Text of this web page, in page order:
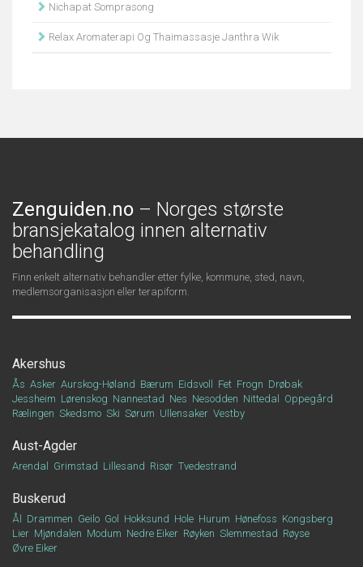
Nichapat Somprasong
Relax Aromaterapi Og Thaimassasje Janthra Wik
Zenguiden.no – Norges største
bransjekatalog innen alternativ
behandling
Finn enkelt alternativ behandler etter fylke, kommune, sted, navn,
medlemsorganisasjon eller terapiform.
Akershus
Ås Asker Aurskog-Høland Bærum Eidsvoll Fet Frogn Drøbak
Jessheim Lørenskog Nannestad Nes Nesodden Nittedal
Oppegård
Rælingen Skedsmo Ski Sørum Ullensaker Vestby
Aust-Agder
Arendal Grimstad Lillesand Risør Tvedestrand
Buskerud
Ål Drammen Geilo Gol Hokksund Hole Hurum Hønefoss Kongsberg
Lier Mjøndalen Modum Nedre Eiker Røyken Slemmestad Røyse
Øvre Eiker